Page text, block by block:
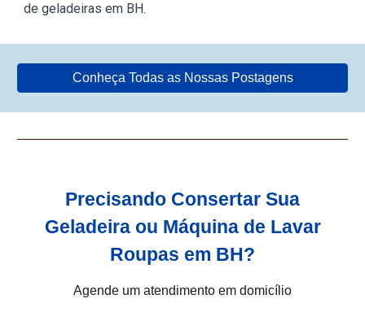
de geladeiras em BH.
Conheça Todas as Nossas Postagens
Precisando Consertar Sua
Geladeira ou Máquina de Lavar
Roupas em BH?
Agende um atendimento em domicílio